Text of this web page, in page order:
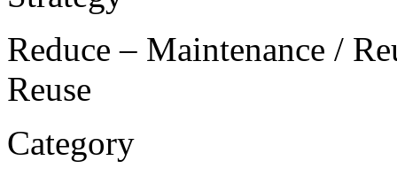
Reduce – Maintenance /
Reuse
Category